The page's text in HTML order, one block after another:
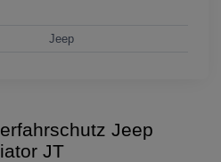
Jeep
Jeep
JT